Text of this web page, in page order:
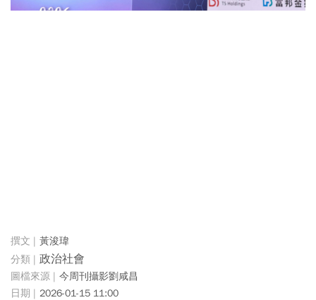
黃浚瑋
政治社會
今周刊攝影劉咸昌
2026-01-15 11:00